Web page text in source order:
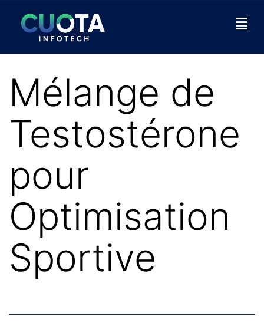
Mélange de
Testostérone
pour
Optimisation
Sportive